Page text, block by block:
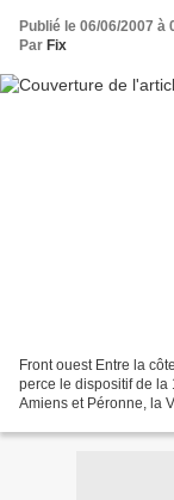
Publié le 06/06/2007 à
Par Fix
Front ouest Entre la
perce le dispositif de la
Amiens et Péronne, la